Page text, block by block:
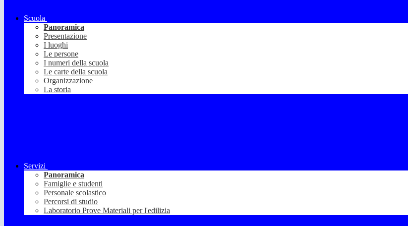
Scuola
Panoramica
Presentazione
I luoghi
Le persone
I numeri della scuola
Le carte della scuola
Organizzazione
La storia
Servizi
Panoramica
Famiglie e studenti
Personale scolastico
Percorsi di studio
Laboratorio Prove Materiali per l'edilizia